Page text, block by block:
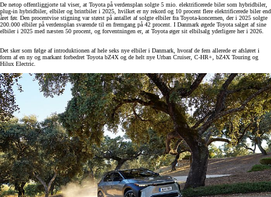
De netop offentliggjorte tal viser, at Toyota på verdensplan solgte 5 mio. elektrificerede biler som hybridbiler,
plug-in hybridbiler, elbiler og brintbiler i 2025, hvilket er ny rekord og 10 procent flere elektrificerede biler end
året før. Den procentvise stigning var størst på antallet af solgte elbiler fra Toyota-koncernen, der i 2025 solgte
200.000 elbiler på verdensplan svarende til en fremgang på 42 procent. I Danmark øgede Toyota salget af sine
elbiler i 2025 med næsten 50 procent, og forventningen er, at Toyota øger sit elbilsalg yderligere her i 2026.
Det sker som følge af introduktionen af hele seks nye elbiler i Danmark, hvoraf de fem allerede er afsløret i
form af en ny og markant forbedret Toyota bZ4X og de helt nye Urban Cruiser, C-HR+, bZ4X Touring og
Hilux Electric.